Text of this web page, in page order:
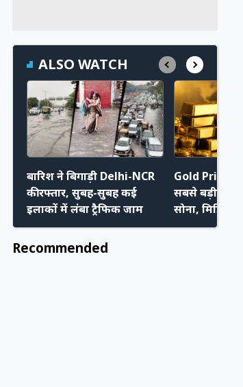
ALSO WATCH
बारिश ने बिगाड़ी Delhi-NCR
की रफ्तार, सुबह-सुबह कई
इलाकों में लंबा ट्रैफिक जाम
Gold Price:
सबसे बड़ी
सोना, मिडिल
भी बढ़ी खरीदारी
Recommended